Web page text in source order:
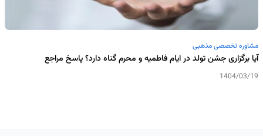
مشاوره تخصصی مذهبی
آیا برگزاری جشن تولد در ایام فاطمیه و محرم گناه دارد؟ پاسخ مراجع
1404/03/19